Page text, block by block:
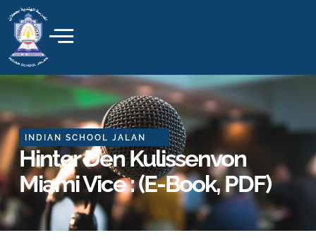
to
content
INDIAN SCHOOL JALAN
Hinter Den Kulissenvon
Miami Vice : (E-Book, PDF)